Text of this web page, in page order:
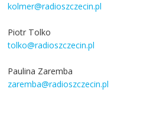
kolmer@radioszczecin.pl
Piotr Tolko
tolko@radioszczecin.pl
Paulina Zaremba
zaremba@radioszczecin.pl